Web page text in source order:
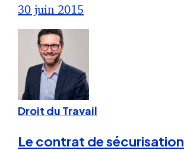
30 juin 2015
Droit du Travail
Le contrat de sécurisation